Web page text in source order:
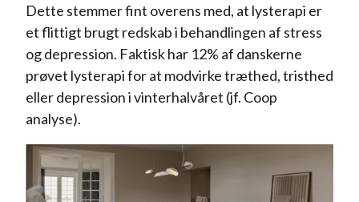
Dette stemmer fint overens med, at lysterapi er
et flittigt brugt redskab i behandlingen af stress
og depression. Faktisk har 12% af danskerne
prøvet lysterapi for at modvirke træthed, tristhed
eller depression i vinterhalvåret (jf. Coop
analyse).